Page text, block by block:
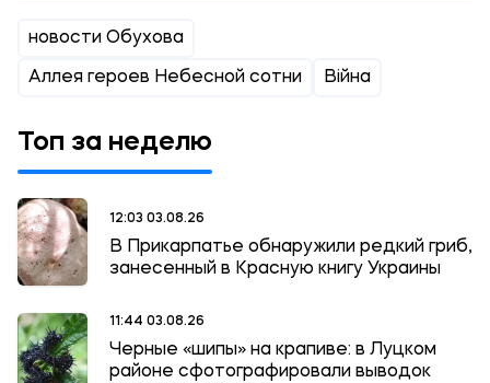
новости Обухова
Аллея героев Небесной сотни Війна
Топ за неделю
12:03 03.08.26
В Прикарпатье обнаружили редкий гриб,
занесенный в Красную книгу Украины
11:44 03.08.26
Черные «шипы» на крапиве: в Луцком
районе сфотографировали выводок